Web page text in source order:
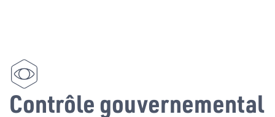
Contrôle gouvernemental